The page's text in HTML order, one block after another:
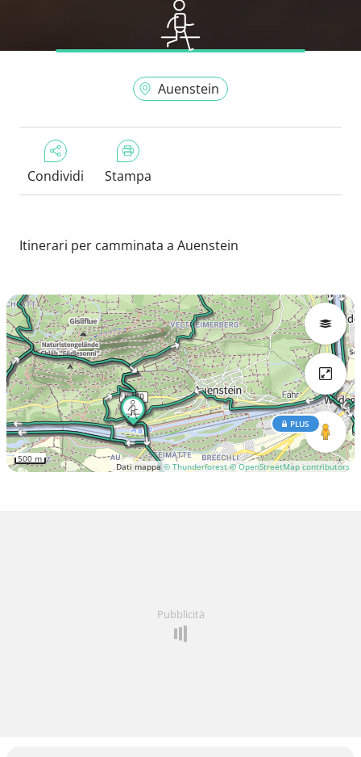
Auenstein
Condividi Stampa
Itinerari per camminata a Auenstein
Dati mappa© Thunderforest © OpenStreetMap contributors
PLUS
500 m
Pubblicità